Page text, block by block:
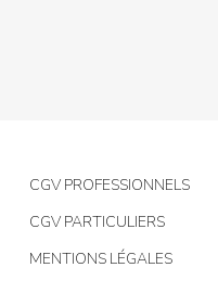
CGV PROFESSIONNELS
CGV PARTICULIERS
MENTIONS LÉGALES